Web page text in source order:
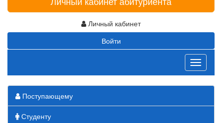
Личный кабинет
Войти
Toggle
Поступающему
Студенту